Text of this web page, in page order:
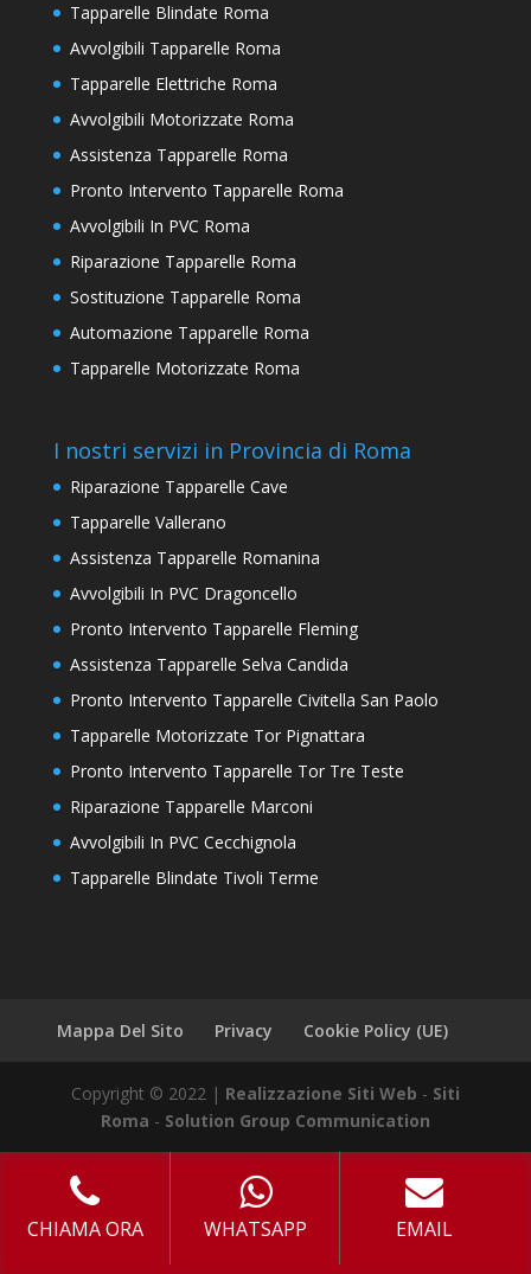
Tapparelle Blindate Roma
Avvolgibili Tapparelle Roma
Tapparelle Elettriche Roma
Avvolgibili Motorizzate Roma
Assistenza Tapparelle Roma
Pronto Intervento Tapparelle Roma
Avvolgibili In PVC Roma
Riparazione Tapparelle Roma
Sostituzione Tapparelle Roma
Automazione Tapparelle Roma
Tapparelle Motorizzate Roma
I nostri servizi in Provincia di Roma
Riparazione Tapparelle Cave
Tapparelle Vallerano
Assistenza Tapparelle Romanina
Avvolgibili In PVC Dragoncello
Pronto Intervento Tapparelle Fleming
Assistenza Tapparelle Selva Candida
Pronto Intervento Tapparelle Civitella San Paolo
Tapparelle Motorizzate Tor Pignattara
Pronto Intervento Tapparelle Tor Tre Teste
Riparazione Tapparelle Marconi
Avvolgibili In PVC Cecchignola
Tapparelle Blindate Tivoli Terme
Mappa Del Sito Privacy Cookie Policy (UE)
Copyright © 2022 | Realizzazione Siti Web - Siti
Roma - Solution Group Communication
CHIAMA ORA WHATSAPP EMAIL